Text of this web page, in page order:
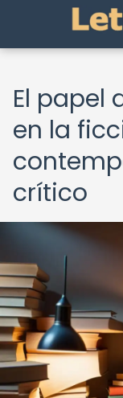
El papel
en la
crítico